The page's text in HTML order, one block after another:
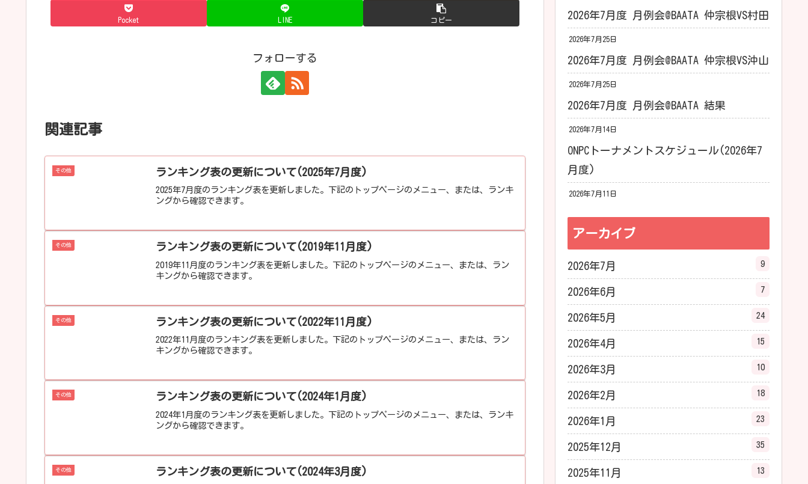
Pocket LINE コピー
フォローする
関連記事
その他 ランキング表の更新について(2025年7月度)
2025年7月度のランキング表を更新しました。下記のトップページのメニュー、または、ランキ
ングから確認できます。
その他 ランキング表の更新について(2019年11月度)
2019年11月度のランキング表を更新しました。下記のトップページのメニュー、または、ラン
キングから確認できます。
その他 ランキング表の更新について(2022年11月度)
2022年11月度のランキング表を更新しました。下記のトップページのメニュー、または、ラン
キングから確認できます。
その他 ランキング表の更新について(2024年1月度)
2024年1月度のランキング表を更新しました。下記のトップページのメニュー、または、ランキ
ングから確認できます。
その他 ランキング表の更新について(2024年3月度)
2026年7月度 月例会@BAATA 仲宗根VS村田
2026年7月25日
2026年7月度 月例会@BAATA 仲宗根VS沖山
2026年7月25日
2026年7月度 月例会@BAATA 結果
2026年7月14日
ONPCトーナメントスケジュール(2026年7
月度)
2026年7月11日
アーカイブ
2026年7月 9
2026年6月 7
2026年5月 24
2026年4月 15
2026年3月 10
2026年2月 18
2026年1月 23
2025年12月 35
2025年11月 13